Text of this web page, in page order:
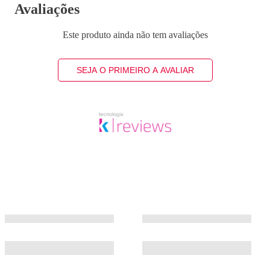
Avaliações
Este produto ainda não tem avaliações
SEJA O PRIMEIRO A AVALIAR